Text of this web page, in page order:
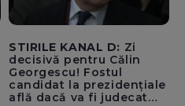
STIRILE KANAL D: Zi
decisivă pentru Călin
Georgescu! Fostul
candidat la prezidențiale
află dacă va fi judecat